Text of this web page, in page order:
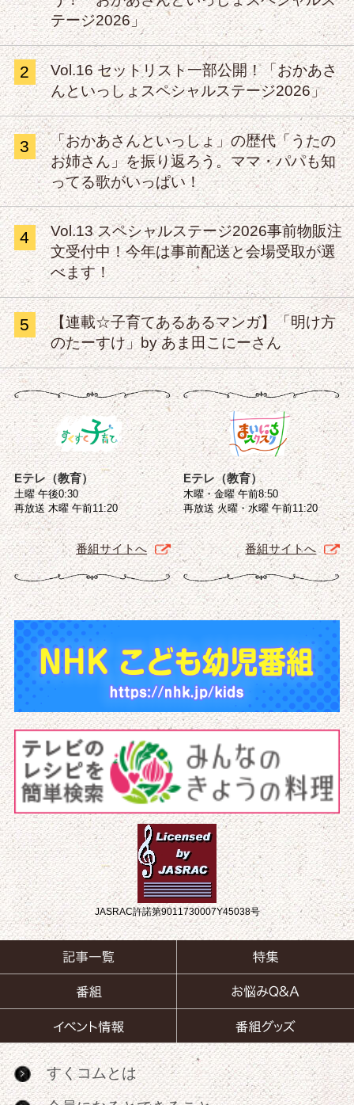
テージ2026」
2
Vol.16 セットリスト一部公開！「おかあさ
んといっしょスペシャルステージ2026」
3
「おかあさんといっしょ」の歴代「うたの
お姉さん」を振り返ろう。ママ・パパも知
ってる歌がいっぱい！
4
Vol.13 スペシャルステージ2026事前物販注
文受付中！今年は事前配送と会場受取が選
べます！
5
【連載☆子育てあるあるマンガ】「明け方
のたーすけ」by あま田こにーさん
Eテレ（教育）
土曜 午後0:30
再放送 木曜 午前11:20
番組サイトへ
Eテレ（教育）
木曜・金曜 午前8:50
再放送 火曜・水曜 午前11:20
番組サイトへ
JASRAC許諾第9011730007Y45038号
すくコムとは